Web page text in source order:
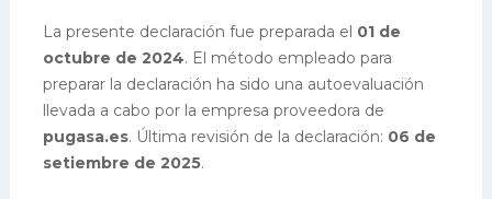
La presente declaración fue preparada el 01 de
octubre de 2024. El método empleado para
preparar la declaración ha sido una autoevaluación
llevada a cabo por la empresa proveedora de
pugasa.es. Última revisión de la declaración: 06 de
setiembre de 2025.